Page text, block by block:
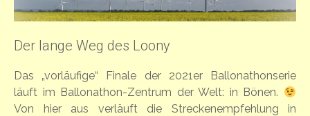
Der lange Weg des Loony
Das „vorläufige“ Finale der 2021er Ballonathonserie
läuft im Ballonathon-Zentrum der Welt: in Bönen.
Von hier aus verläuft die Streckenempfehlung in